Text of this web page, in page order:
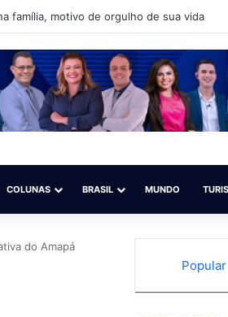
fogo em Santana; Polícia buscaa os
COLUNAS BRASIL MUNDO
do Amapá
Popular